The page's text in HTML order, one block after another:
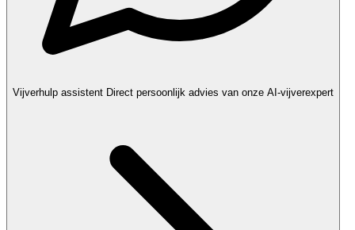
Vijverhulp assistent Direct persoonlijk advies van onze AI-vijverexpert